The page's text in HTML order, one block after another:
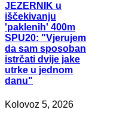
JEZERNIK u
iščekivanju
'paklenih' 400m
SPU20: "Vjerujem
da sam sposoban
istrčati dvije jake
utrke u jednom
danu"
Kolovoz 5, 2026